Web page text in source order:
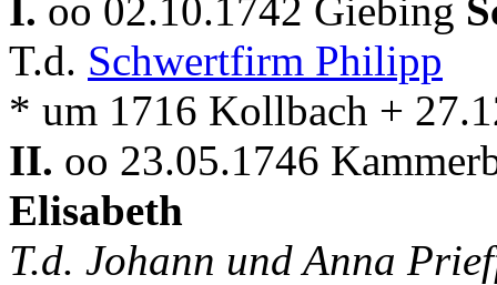
I. oo 02.10.1742 Giebing
T.d. Schwertfirm Philipp
* um 1716 Kollbach +
II. oo 23.05.1746
Elisabeth
T.d. Johann und Anna